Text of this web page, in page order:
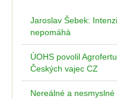
Jaroslav Šebek:
nepomáhá
ÚOHS povolil
Českých vajec CZ
Nereálné a